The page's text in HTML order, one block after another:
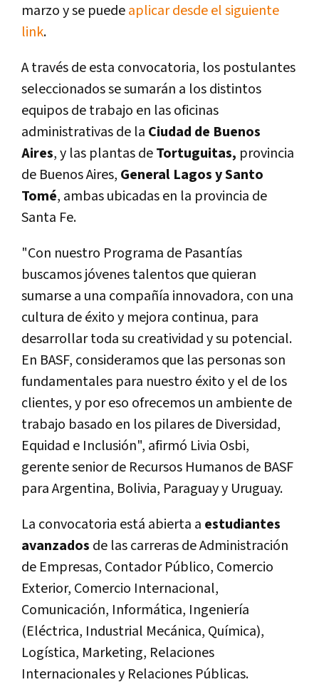
marzo y se puedeaplicar desde el siguiente
link.
A través de esta convocatoria, los postulantes
seleccionados se sumarán a los distintos
equipos de trabajo en las oficinas
administrativas de la Ciudad de Buenos
Aires, y las plantas deTortuguitas, provincia
de Buenos Aires, General Lagos y Santo
Tomé, ambas ubicadas en la provincia de
Santa Fe.
"Con nuestro Programa de Pasantías
buscamos jóvenes talentos que quieran
sumarse a una compañía innovadora, con una
cultura de éxito y mejora continua, para
desarrollar toda su creatividad y su potencial.
En BASF, consideramos que las personas son
fundamentales para nuestro éxito y el de los
clientes, y por eso ofrecemos un ambiente de
trabajo basado en los pilares de Diversidad,
Equidad e Inclusión", afirmó Livia Osbi,
gerente senior de Recursos Humanos de BASF
para Argentina, Bolivia, Paraguay y Uruguay.
La convocatoria está abierta a estudiantes
avanzados de las carreras de Administración
de Empresas, Contador Público, Comercio
Exterior, Comercio Internacional,
Comunicación, Informática, Ingeniería
(Eléctrica, Industrial Mecánica, Química),
Logística, Marketing, Relaciones
Internacionales y Relaciones Públicas.